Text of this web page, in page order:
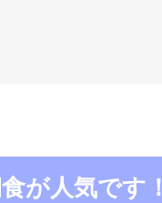
が人気です！